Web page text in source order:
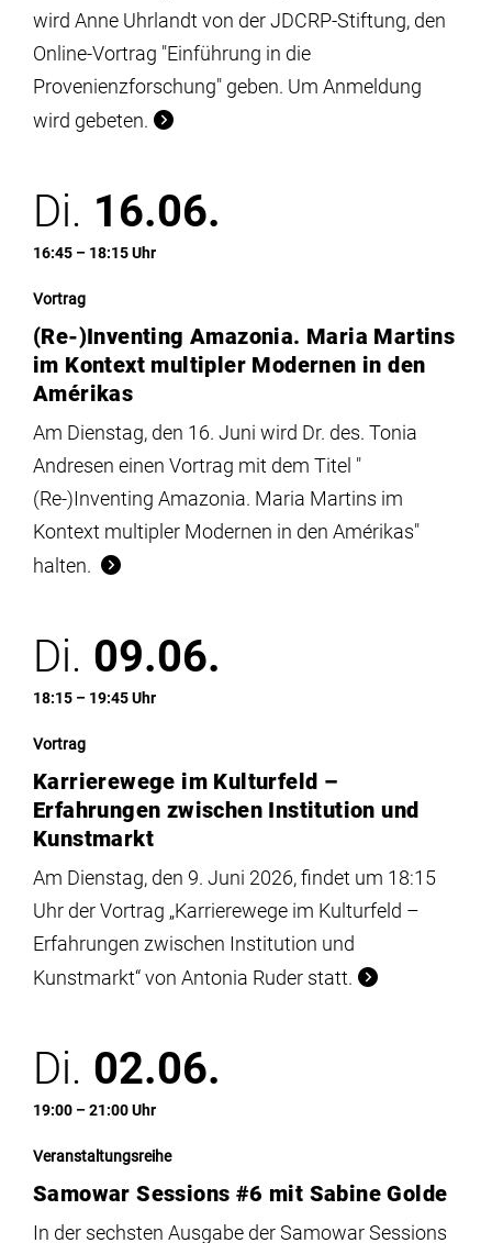
wird Anne Uhrlandt von der JDCRP-Stiftung, den
Online-Vortrag "Einführung in die
Provenienzforschung" geben. Um Anmeldung
wird gebeten.
Di. 16.06.
16:45 – 18:15 Uhr
Vortrag
(Re-)Inventing Amazonia. Maria Martins
im Kontext multipler Modernen in den
Amérikas
Am Dienstag, den 16. Juni wird Dr. des. Tonia
Andresen einen Vortrag mit dem Titel "
(Re-)Inventing Amazonia. Maria Martins im
Kontext multipler Modernen in den Amérikas"
halten.
Di. 09.06.
18:15 – 19:45 Uhr
Vortrag
Karrierewege im Kulturfeld –
Erfahrungen zwischen Institution und
Kunstmarkt
Am Dienstag, den 9. Juni 2026, findet um 18:15
Uhr der Vortrag „Karrierewege im Kulturfeld –
Erfahrungen zwischen Institution und
Kunstmarkt“ von Antonia Ruder statt.
Di. 02.06.
19:00 – 21:00 Uhr
Veranstaltungsreihe
Samowar Sessions #6 mit Sabine Golde
In der sechsten Ausgabe der Samowar Sessions